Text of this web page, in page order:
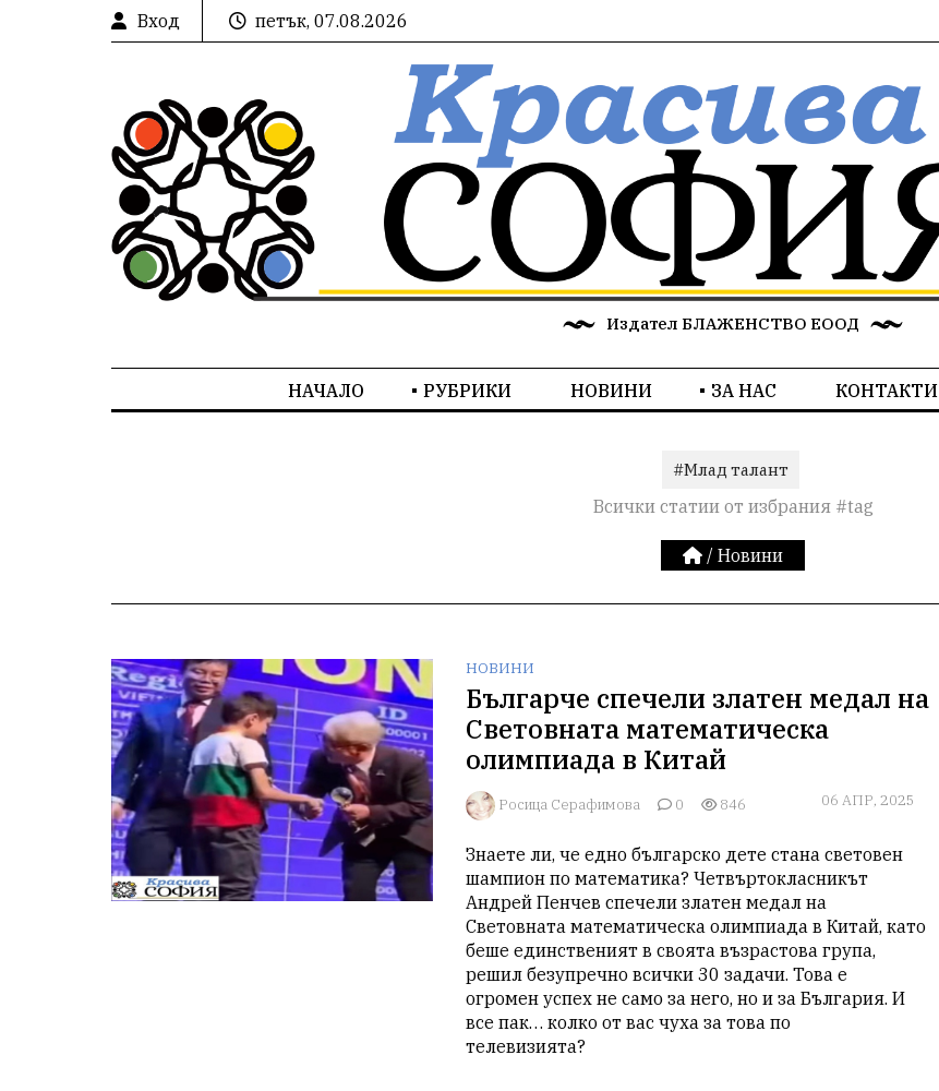
Вход петък, 07.08.2026
Издател БЛАЖЕНСТВО ЕООД
НАЧАЛО РУБРИКИ НОВИНИ ЗА НАС КОНТАКТИ
#Млад талант
Всички статии от избрания #tag
/ Новини
НОВИНИ
Българче спечели златен медал на
Световната математическа
олимпиада в Китай
Росица Серафимова 0 846 06 АПР, 2025
Знаете ли, че едно българско дете стана световен
шампион по математика? Четвъртокласникът
Андрей Пенчев спечели златен медал на
Световната математическа олимпиада в Китай, като
беше единственият в своята възрастова група,
решил безупречно всички 30 задачи. Това е
огромен успех не само за него, но и за България. И
все пак… колко от вас чуха за това по
телевизията?